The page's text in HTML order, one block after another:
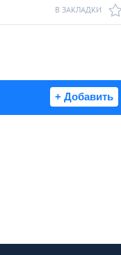
В ЗАКЛАДКИ
+ Добавить